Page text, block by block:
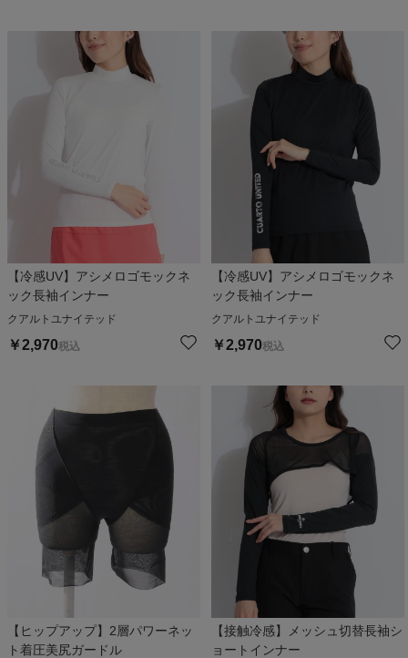
【冷感UV】アシメロゴモックネ
ック長袖インナー
クアルトユナイテッド
￥2,970税込
【冷感UV】アシメロゴモックネ
ック長袖インナー
クアルトユナイテッド
￥2,970税込
【ヒップアップ】2層パワーネッ
ト着圧美尻ガードル
【接触冷感】メッシュ切替長袖シ
ョートインナー